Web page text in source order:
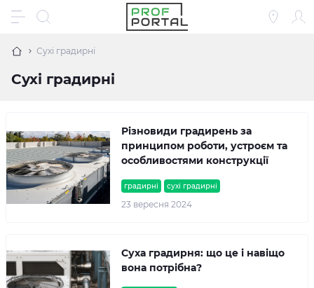
Сухі градирні
Сухі градирні
градирні сухі градирні
23 вересня 2024
Різновиди градирень за
принципом роботи, устроєм та
особливостями конструкції
Суха градирня: що це і навіщо
вона потрібна?